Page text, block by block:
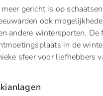
gericht is op
ook
andere wintersporten. De
in de
sfeer voor liefhebbers